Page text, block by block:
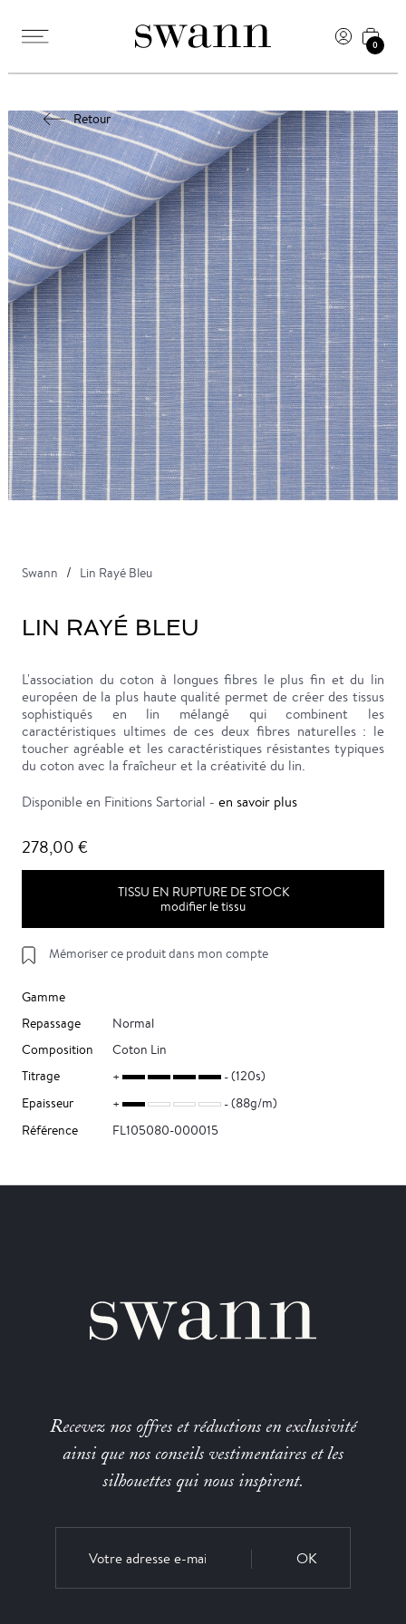
0
Retour
Swann Lin Rayé Bleu
LIN RAYÉ BLEU
L'association du coton à longues fibres le plus fin et du lin
européen de la plus haute qualité permet de créer des tissus
sophistiqués en lin mélangé qui combinent les
caractéristiques ultimes de ces deux fibres naturelles : le
toucher agréable et les caractéristiques résistantes typiques
du coton avec la fraîcheur et la créativité du lin.
Disponible en Finitions Sartorial - en savoir plus
278,00 €
TISSU EN RUPTURE DE STOCK
modifier le tissu
Mémoriser ce produit dans mon compte
Gamme
Repassage
Normal
Composition
Coton Lin
Titrage
(120s)
Epaisseur
(88g/m)
Référence
FL105080-000015
Recevez nos offres et réductions en exclusivité
ainsi que nos conseils vestimentaires et les
silhouettes qui nous inspirent.
OK